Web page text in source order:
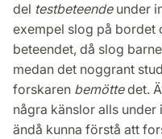
del testbeteendeunder
exempel slog på bordet
beteendet, då slog
medan det noggrant
forskaren bemöttedet.
några känslor alls
ändå kunna förstå att